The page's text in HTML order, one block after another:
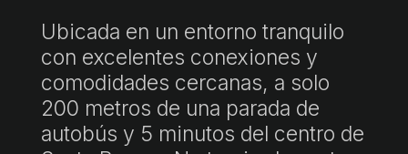
Ubicada en un entorno tranquilo
con excelentes conexiones y
comodidades cercanas, a solo
200 metros de una parada de
autobús y 5 minutos del centro de